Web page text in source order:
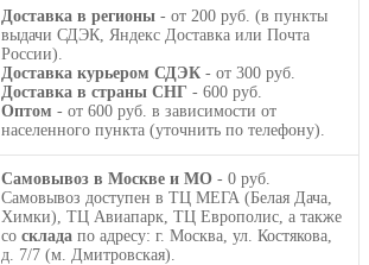
Доставка в регионы - от 200 руб. (в пункты
выдачи СДЭК, Яндекс Доставка или Почта
России).
Доставка курьером СДЭК - от 300 руб.
Доставка в страны СНГ - 600 руб.
Оптом - от 600 руб. в зависимости от
населенного пункта (уточнить по телефону).
Самовывоз в Москве и МО - 0 руб.
Самовывоз доступен в ТЦ МЕГА (Белая Дача,
Химки), ТЦ Авиапарк, ТЦ Европолис, а также
со склада по адресу: г. Москва, ул. Костякова,
д. 7/7 (м. Дмитровская).